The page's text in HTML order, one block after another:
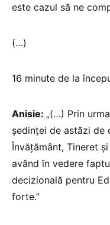
este cazul să ne
(…)
16 minute de la
Anisie: „(…) Prin
ședinței de astăzi de
Învățământ, Tineret
având în vedere
decizională pentru
forte.”